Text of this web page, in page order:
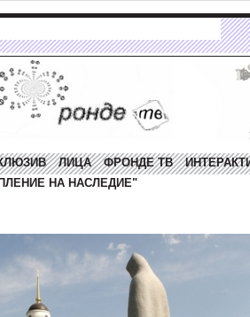
ЛИЦА ФРОНДЕ ТВ
НА НАСЛЕДИЕ"